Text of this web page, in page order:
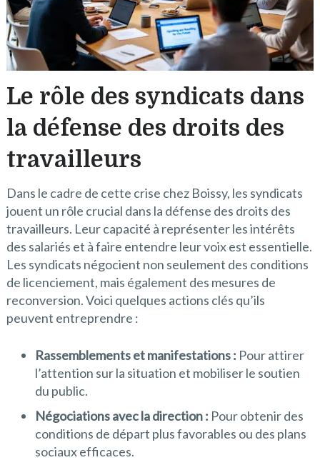
Le rôle des syndicats dans
la défense des droits des
travailleurs
Dans le cadre de cette crise chez Boissy, les syndicats
jouent un rôle crucial dans la défense des droits des
travailleurs. Leur capacité à représenter les intérêts
des salariés et à faire entendre leur voix est essentielle.
Les syndicats négocient non seulement des conditions
de licenciement, mais également des mesures de
reconversion. Voici quelques actions clés qu’ils
peuvent entreprendre :
Rassemblements et manifestations : Pour attirer
l’attention sur la situation et mobiliser le soutien
du public.
Négociations avec la direction : Pour obtenir des
conditions de départ plus favorables ou des plans
sociaux efficaces.